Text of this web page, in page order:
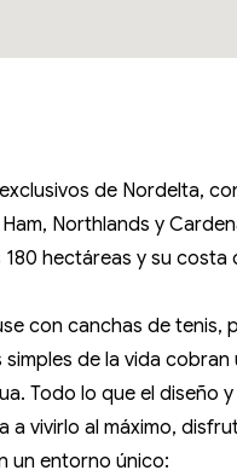
de Nordelta,
Northlands y
180 hectáreas y su
con canchas de tenis,
simples de la vida
Todo lo que el diseño
a vivirlo al máximo,
un entorno único: